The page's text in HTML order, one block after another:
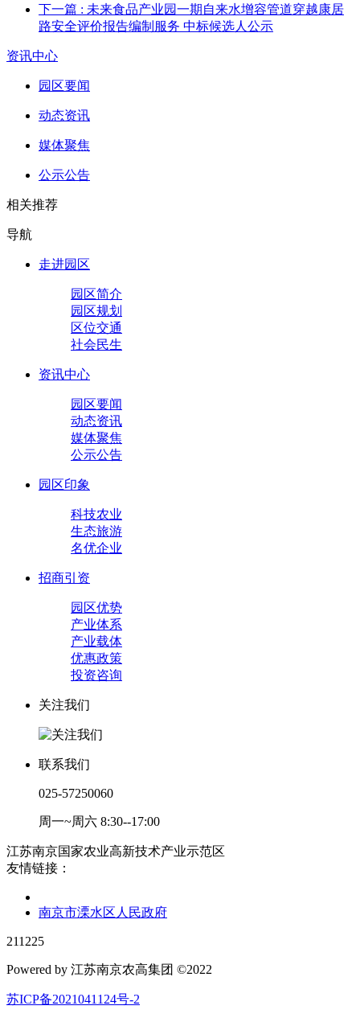
下一篇 : 未来食品产业园一期自来水增容管道穿越康居
路安全评价报告编制服务 中标候选人公示
资讯中心
园区要闻
动态资讯
媒体聚焦
公示公告
相关推荐
导航
走进园区
园区简介
园区规划
区位交通
社会民生
资讯中心
园区要闻
动态资讯
媒体聚焦
公示公告
园区印象
科技农业
生态旅游
名优企业
招商引资
园区优势
产业体系
产业载体
优惠政策
投资咨询
关注我们
联系我们
025-57250060
周一~周六 8:30--17:00
江苏南京国家农业高新技术产业示范区
友情链接：
南京市溧水区人民政府
211225
Powered by 江苏南京农高集团 ©2022
苏ICP备2021041124号-2